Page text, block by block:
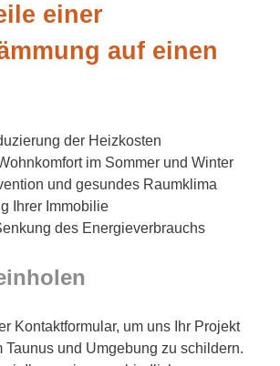
einer
auf einen
der Heizkosten
im Sommer und Winter
und gesundes Raumklima
Ihrer Immobilie
des Energieverbrauchs
Kontaktformular, um uns Ihr Projekt
Taunus und Umgebung zu schildern.